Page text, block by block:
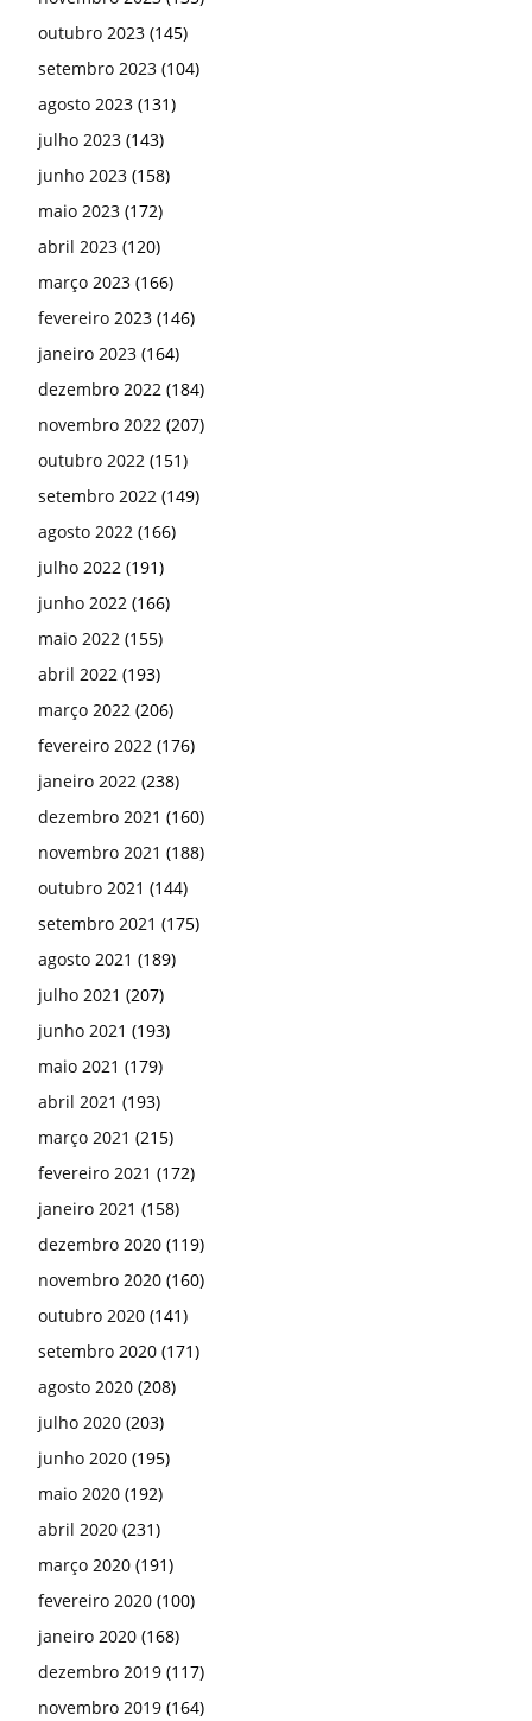
outubro 2023 (145)
setembro 2023 (104)
agosto 2023 (131)
julho 2023 (143)
junho 2023 (158)
maio 2023 (172)
abril 2023 (120)
março 2023 (166)
fevereiro 2023 (146)
janeiro 2023 (164)
dezembro 2022 (184)
novembro 2022 (207)
outubro 2022 (151)
setembro 2022 (149)
agosto 2022 (166)
julho 2022 (191)
junho 2022 (166)
maio 2022 (155)
abril 2022 (193)
março 2022 (206)
fevereiro 2022 (176)
janeiro 2022 (238)
dezembro 2021 (160)
novembro 2021 (188)
outubro 2021 (144)
setembro 2021 (175)
agosto 2021 (189)
julho 2021 (207)
junho 2021 (193)
maio 2021 (179)
abril 2021 (193)
março 2021 (215)
fevereiro 2021 (172)
janeiro 2021 (158)
dezembro 2020 (119)
novembro 2020 (160)
outubro 2020 (141)
setembro 2020 (171)
agosto 2020 (208)
julho 2020 (203)
junho 2020 (195)
maio 2020 (192)
abril 2020 (231)
março 2020 (191)
fevereiro 2020 (100)
janeiro 2020 (168)
dezembro 2019 (117)
novembro 2019 (164)